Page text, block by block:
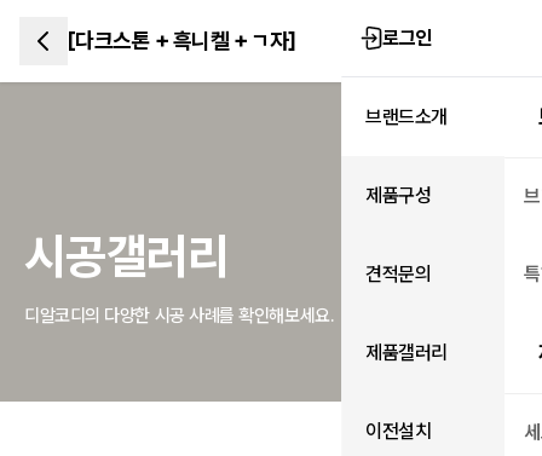
[다크스톤 + 흑니켈 + ㄱ자] 로그인
브랜드소개
제품구성
견적문의
제품갤러리
이전설치
시공갤러리
디알코디의 다양한 시공 사례를 확인해보세요.